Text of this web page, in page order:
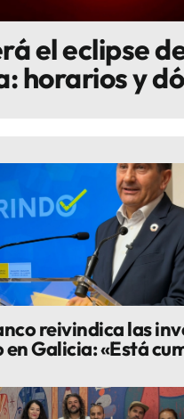
el eclipse
horarios y
reivindica las
Galicia: «Está